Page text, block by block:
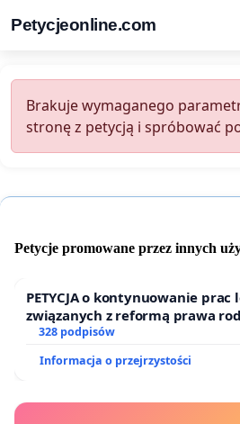
Petycjeonline.com
Brakuje wymaganego
stronę z petycją i spróbować
Petycje promowane przez innych
PETYCJA o kontynuowanie
związanych z reformą prawa
328 podpisów
Informacja o przejrzystości